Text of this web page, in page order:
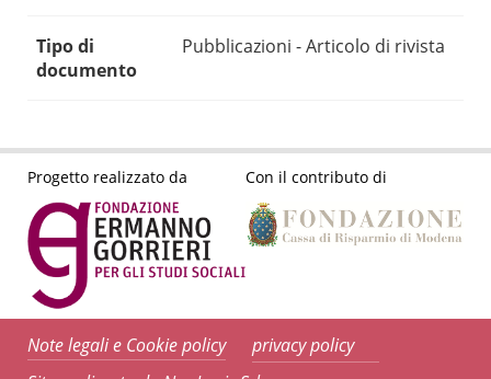
Tipo di
documento
Pubblicazioni - Articolo di rivista
Progetto realizzato da Con il contributo di
Note legali e Cookie policy
privacy policy